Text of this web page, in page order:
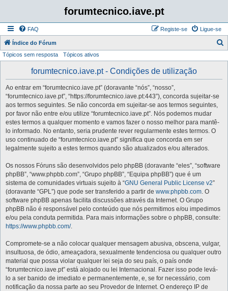
forumtecnico.iave.pt
FAQ Ligue-se
Registe-se
Índice do Fórum
Tópicos sem resposta Tópicos ativos
forumtecnico.iave.pt - Condições de utilização
Ao entrar em “forumtecnico.iave.pt” (doravante “nós”, “nosso”,
“forumtecnico.iave.pt”, “https://forumtecnico.iave.pt:443”), concorda sujeitar-se
aos termos seguintes. Se não concorda em sujeitar-se aos termos seguintes,
por favor não entre e/ou utilize “forumtecnico.iave.pt”. Nós podemos mudar
estes termos a qualquer momento e vamos fazer o nosso melhor para mantê-
lo informado. No entanto, seria prudente rever regularmente estes termos. O
uso continuado de “forumtecnico.iave.pt” significa que concorda em ser
legalmente sujeito a estes termos quando são atualizados e/ou alterados.
Os nossos Fóruns são desenvolvidos pelo phpBB (doravante “eles”, “software
phpBB”, “www.phpbb.com”, “Grupo phpBB”, “Equipa phpBB”) que é um
sistema de comunidades virtuais sujeito à “GNU General Public License v2”
(doravante “GPL”) que pode ser transferido a partir de www.phpbb.com. O
software phpBB apenas facilita discussões através da Internet. O Grupo
phpBB não é responsável pelo conteúdo que nós permitimos e/ou impedimos
e/ou pela conduta permitida. Para mais informações sobre o phpBB, consulte:
https://www.phpbb.com/.
Compromete-se a não colocar qualquer mensagem abusiva, obscena, vulgar,
insultuosa, de ódio, ameaçadora, sexualmente tendenciosa ou qualquer outro
material que possa violar qualquer lei seja do seu país, o país onde
“forumtecnico.iave.pt” está alojado ou lei Internacional. Fazer isso pode levá-
lo a ser banido de imediato e permanentemente, e, se for necessário, com
notificação da nossa parte ao seu Provedor de Internet. O endereço IP de